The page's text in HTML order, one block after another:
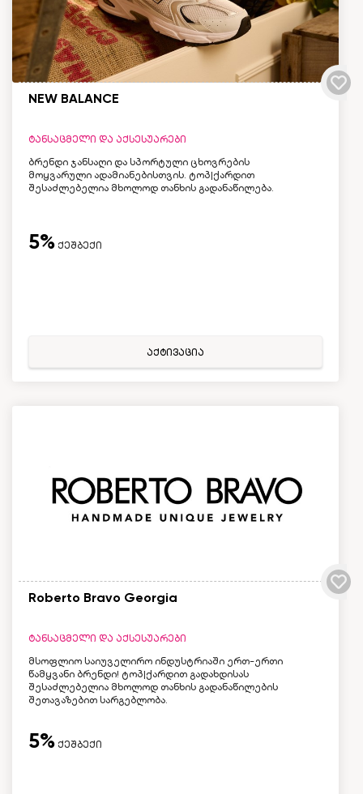
NEW BALANCE
ტანსაცმელი და აქსესუარები
ბრენდი ჯანსაღი და სპორტული ცხოვრების
მოყვარული ადამიანებისთვის. ტოპ|ქარდით
შესაძლებელია მხოლოდ თანხის გადანაწილება.
5% ქეშბექი
აქტივაცია
Roberto Bravo Georgia
ტანსაცმელი და აქსესუარები
მსოფლიო საიუველირო ინდუსტრიაში ერთ-ერთი
წამყვანი ბრენდი! ტოპ|ქარდით გადახდისას
შესაძლებელია მხოლოდ თანხის გადანაწილების
შეთავაზებით სარგებლობა.
5% ქეშბექი